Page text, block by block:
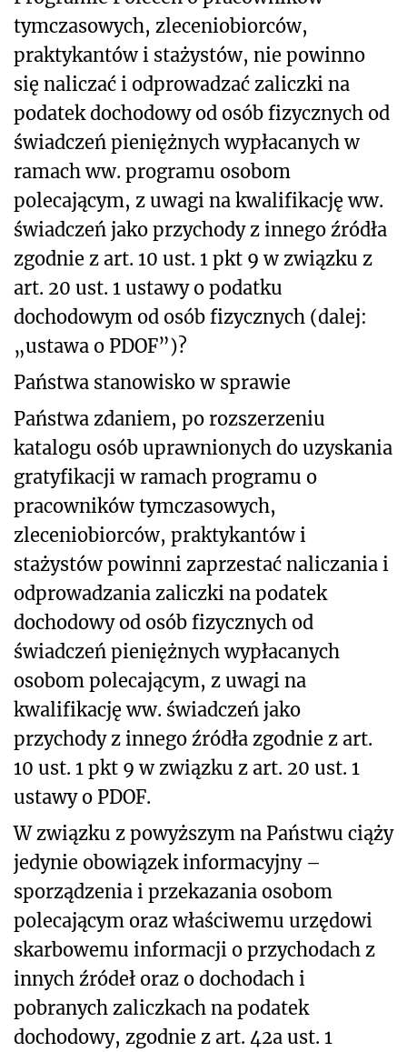
tymczasowych, zleceniobiorców,
praktykantów i stażystów, nie powinno
się naliczać i odprowadzać zaliczki na
podatek dochodowy od osób fizycznych od
świadczeń pieniężnych wypłacanych w
ramach ww. programu osobom
polecającym, z uwagi na kwalifikację ww.
świadczeń jako przychody z innego źródła
zgodnie z art. 10 ust. 1 pkt 9 w związku z
art. 20 ust. 1 ustawy o podatku
dochodowym od osób fizycznych (dalej:
„ustawa o PDOF”)?
Państwa stanowisko w sprawie
Państwa zdaniem, po rozszerzeniu
katalogu osób uprawnionych do uzyskania
gratyfikacji w ramach programu o
pracowników tymczasowych,
zleceniobiorców, praktykantów i
stażystów powinni zaprzestać naliczania i
odprowadzania zaliczki na podatek
dochodowy od osób fizycznych od
świadczeń pieniężnych wypłacanych
osobom polecającym, z uwagi na
kwalifikację ww. świadczeń jako
przychody z innego źródła zgodnie z art.
10 ust. 1 pkt 9 w związku z art. 20 ust. 1
ustawy o PDOF.
W związku z powyższym na Państwu ciąży
jedynie obowiązek informacyjny –
sporządzenia i przekazania osobom
polecającym oraz właściwemu urzędowi
skarbowemu informacji o przychodach z
innych źródeł oraz o dochodach i
pobranych zaliczkach na podatek
dochodowy, zgodnie z art. 42a ust. 1